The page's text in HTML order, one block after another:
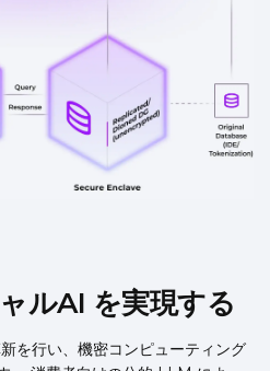
ルAI を実現する
を行い、機密コンピューティング